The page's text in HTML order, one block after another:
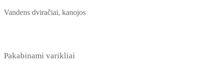
Vandens dviračiai, kanojos
Pakabinami varikliai